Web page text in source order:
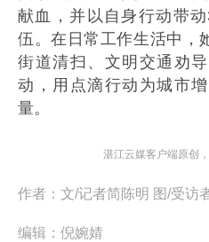
献血，并以自身行动带
伍。在日常工作生活中，
街道清扫、文明交通劝
动，用点滴行动为城市
量。
湛江云媒客户端原创
作者： 文/记者简陈明 图/受访
编辑： 倪婉婧